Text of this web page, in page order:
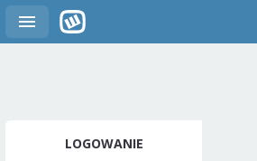
LOGOWANIE